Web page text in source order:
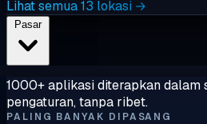
Lihat semua 13 lokasi →
Pasar
1000+ aplikasi diterapkan dalam
pengaturan, tanpa ribet.
PALING BANYAK DIPASANG